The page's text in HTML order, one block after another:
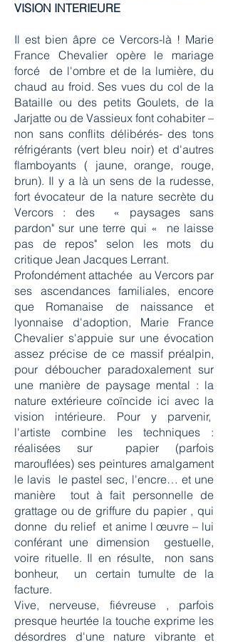
VISION INTERIEURE
Il est bien âpre ce Vercors-là ! Marie
France Chevalier opère le mariage
forcé de l'ombre et de la lumière, du
chaud au froid. Ses vues du col de la
Bataille ou des petits Goulets, de la
Jarjatte ou de Vassieux font cohabiter –
non sans conflits délibérés- des tons
réfrigérants (vert bleu noir) et d'autres
flamboyants ( jaune, orange, rouge,
brun). Il y a là un sens de la rudesse,
fort évocateur de la nature secrète du
Vercors : des « paysages sans
pardon" sur une terre qui « ne laisse
pas de repos" selon les mots du
critique Jean Jacques Lerrant.
Profondément attachée au Vercors par
ses ascendances familiales, encore
que Romanaise de naissance et
lyonnaise d'adoption, Marie France
Chevalier s'appuie sur une évocation
assez précise de ce massif préalpin,
pour déboucher paradoxalement sur
une manière de paysage mental : la
nature extérieure coïncide ici avec la
vision intérieure. Pour y parvenir,
l'artiste combine les techniques :
réalisées sur papier (parfois
marouflées) ses peintures amalgament
le lavis le pastel sec, l'encre… et une
manière tout à fait personnelle de
grattage ou de griffure du papier , qui
donne du relief et anime l œuvre – lui
conférant une dimension gestuelle,
voire rituelle. Il en résulte, non sans
bonheur, un certain tumulte de la
facture.
Vive, nerveuse, fiévreuse , parfois
presque heurtée la touche exprime les
désordres d'une nature vibrante et